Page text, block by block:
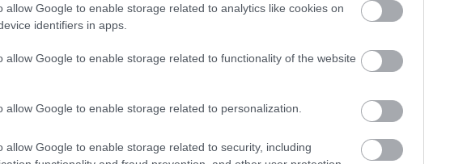
allow Google to enable storage related to analytics like cookies on
identifiers in apps.
allow Google to enable storage related to functionality of the website
allow Google to enable storage related to personalization.
allow Google to enable storage related to security, including
záhonu
CHALUPA
Na Morave
nepoznanie: